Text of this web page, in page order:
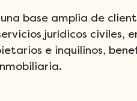
base amplia de
jurídicos civiles,
e inquilinos,